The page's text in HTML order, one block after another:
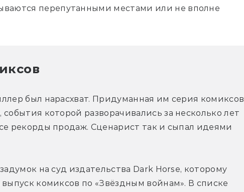
перепутанными местами или не вполне
был нарасхват. Придуманная им серия комиксов
которой разворачивались за несколько лет
рекорды продаж. Сценарист так и сыпал идеями
на суд издательства Dark Horse, которому
комиксов по «Звёздным войнам». В списке